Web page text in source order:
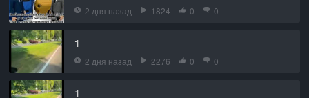
2 дня назад 1824 0 0
1
2 дня назад 2276 0 0
1